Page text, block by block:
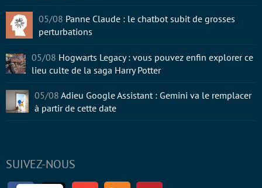
SUIVEZ-NOUS
05/08 Panne Claude : le chatbot subit de grosses
perturbations
05/08 Hogwarts Legacy : vous pouvez enfin explorer ce
lieu culte de la saga Harry Potter
05/08 Adieu Google Assistant : Gemini va le remplacer
à partir de cette date